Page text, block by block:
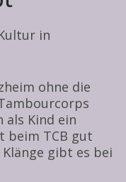
in
ohne die
als Kind ein
beim TCB gut
gibt es bei